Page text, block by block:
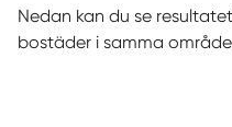
Nedan kan du se
bostäder i samma